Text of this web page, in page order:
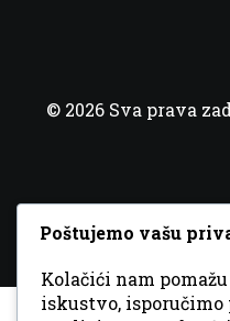
© 2026 Sva prava
Poštujemo vašu
Kolačići nam
iskustvo,